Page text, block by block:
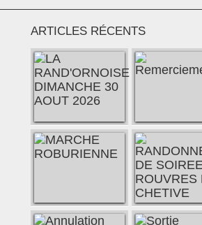
ARTICLES RÉCENTS